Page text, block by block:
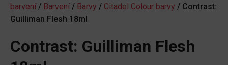
barvení / Barvení / Barvy / Citadel Colour barvy / Contrast:
Guilliman Flesh 18ml
Contrast: Guilliman Flesh